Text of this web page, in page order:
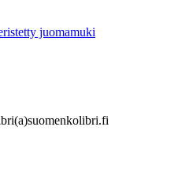
juomamuki